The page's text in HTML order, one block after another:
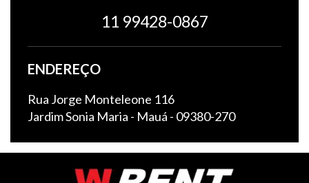
11 99428-0867
ENDEREÇO
Rua Jorge Monteleone 116
Jardim Sonia Maria - Mauá - 09380-270